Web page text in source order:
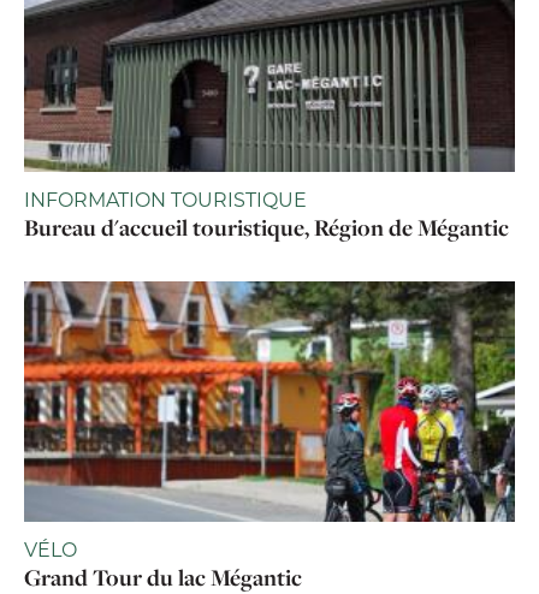
INFORMATION TOURISTIQUE
Bureau d'accueil touristique, Région de Mégantic
VÉLO
Grand Tour du lac Mégantic